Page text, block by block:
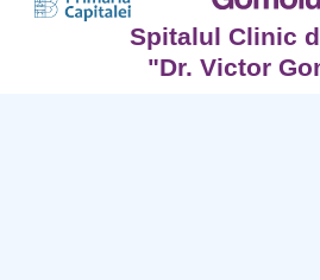
Spitalul Clinic
"Dr. Victor